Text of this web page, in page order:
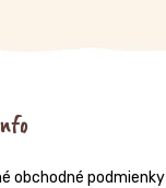
obchodné podmienky